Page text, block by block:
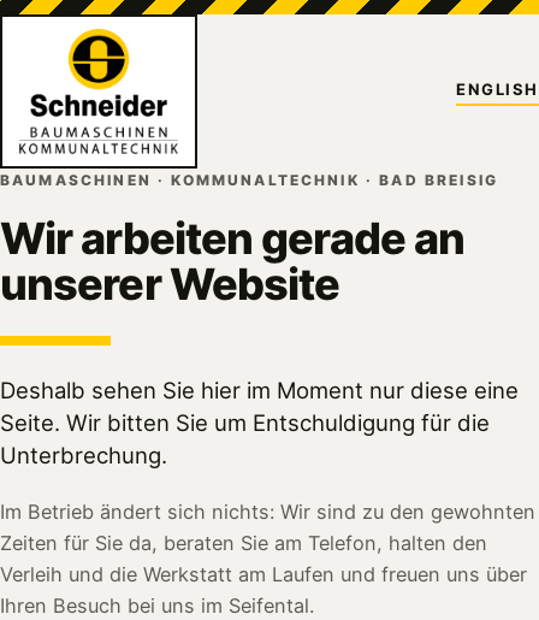
ENGLISH
BAUMASCHINEN · KOMMUNALTECHNIK · BAD BREISIG
Wir arbeiten gerade an
unserer Website
Deshalb sehen Sie hier im Moment nur diese eine
Seite. Wir bitten Sie um Entschuldigung für die
Unterbrechung.
Im Betrieb ändert sich nichts: Wir sind zu den gewohnten
Zeiten für Sie da, beraten Sie am Telefon, halten den
Verleih und die Werkstatt am Laufen und freuen uns über
Ihren Besuch bei uns im Seifental.